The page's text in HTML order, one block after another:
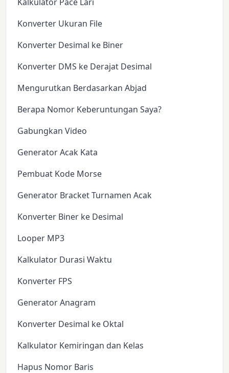
Konverter Ukuran File
Konverter Desimal ke Biner
Konverter DMS ke Derajat Desimal
Mengurutkan Berdasarkan Abjad
Berapa Nomor Keberuntungan Saya?
Gabungkan Video
Generator Acak Kata
Pembuat Kode Morse
Generator Bracket Turnamen Acak
Konverter Biner ke Desimal
Looper MP3
Kalkulator Durasi Waktu
Konverter FPS
Generator Anagram
Konverter Desimal ke Oktal
Kalkulator Kemiringan dan Kelas
Hapus Nomor Baris